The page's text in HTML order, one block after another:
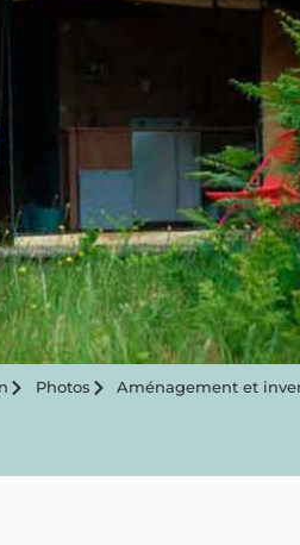
Photos Aménagement et